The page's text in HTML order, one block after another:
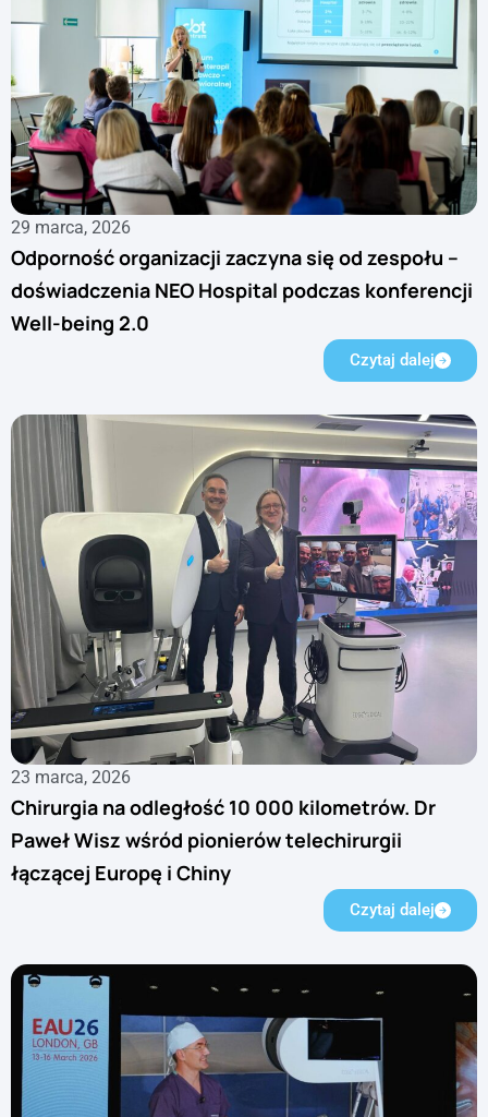
29 marca, 2026
Odporność organizacji zaczyna się od zespołu –
doświadczenia NEO Hospital podczas konferencji
Well-being 2.0
Czytaj dalej
23 marca, 2026
Chirurgia na odległość 10 000 kilometrów. Dr
Paweł Wisz wśród pionierów telechirurgii
łączącej Europę i Chiny
Czytaj dalej